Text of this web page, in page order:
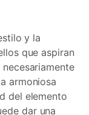
y la
que aspiran
armoniosa
del elemento
dar una